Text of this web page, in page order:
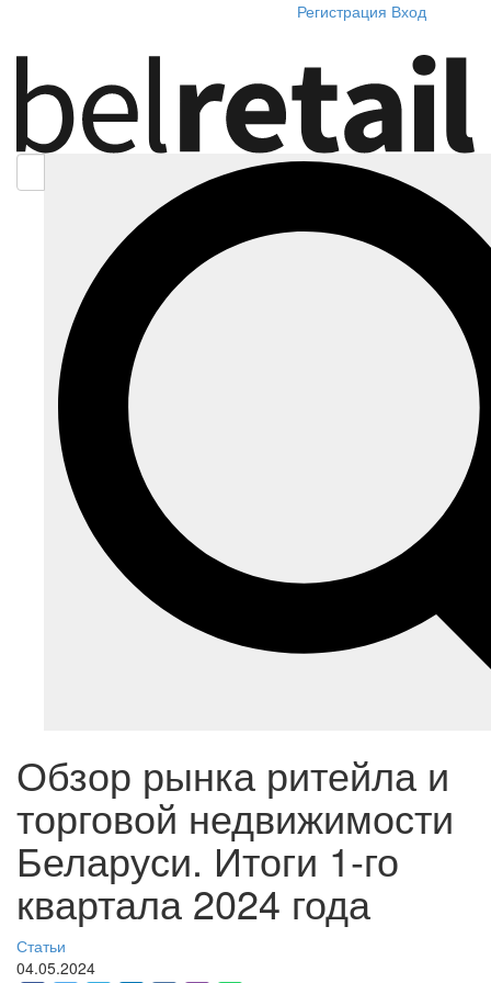
Регистрация Вход
Обзор рынка ритейла и
торговой недвижимости
Беларуси. Итоги 1-го
квартала 2024 года
Статьи
04.05.2024